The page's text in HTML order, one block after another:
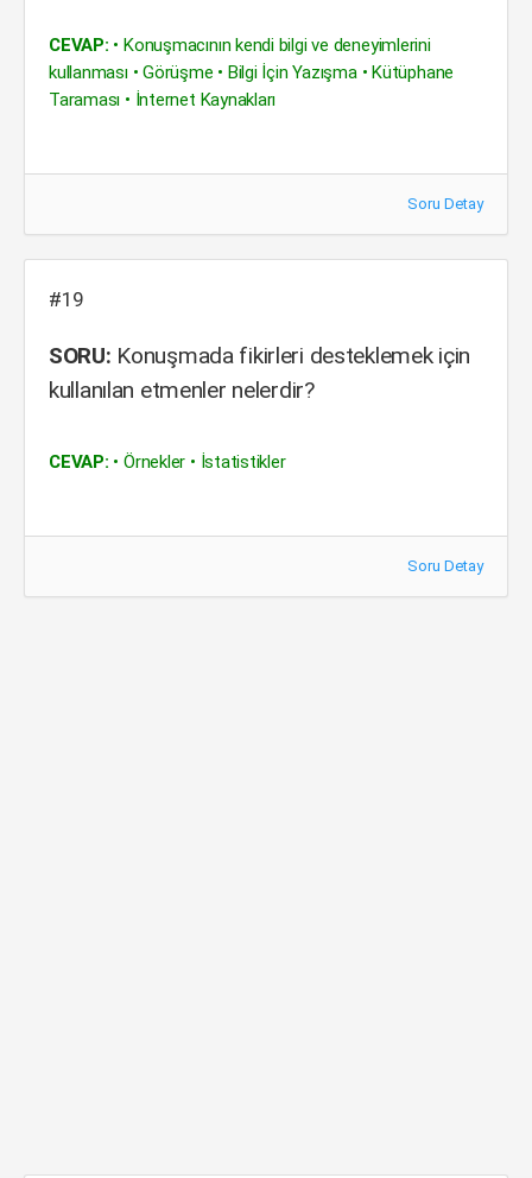
CEVAP: • Konuşmacının kendi bilgi ve deneyimlerini
kullanması • Görüşme • Bilgi İçin Yazışma • Kütüphane
Taraması • İnternet Kaynakları
Soru Detay
#19
SORU: Konuşmada fikirleri desteklemek için
kullanılan etmenler nelerdir?
CEVAP: • Örnekler • İstatistikler
Soru Detay